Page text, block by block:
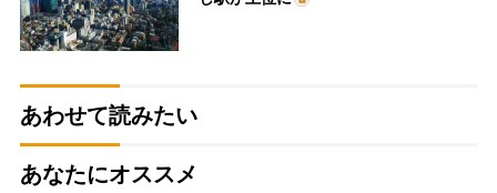
あわせて読みたい
あなたにオススメ